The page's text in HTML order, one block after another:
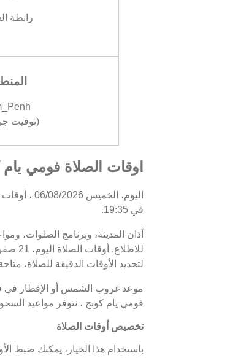
رابطة
(توقيت
اوقات الصلاة فومي يام
في 19:35.
أذان المدينة، وبرنامج الصلوات،
لتحديد الأوقات الدقيقة للصلاة،
فومي يام كونج ، نتوفر مواعيد
تخصيص أوقات الصلاة
باستخدام هذا الخيار، يمكنك ضبط